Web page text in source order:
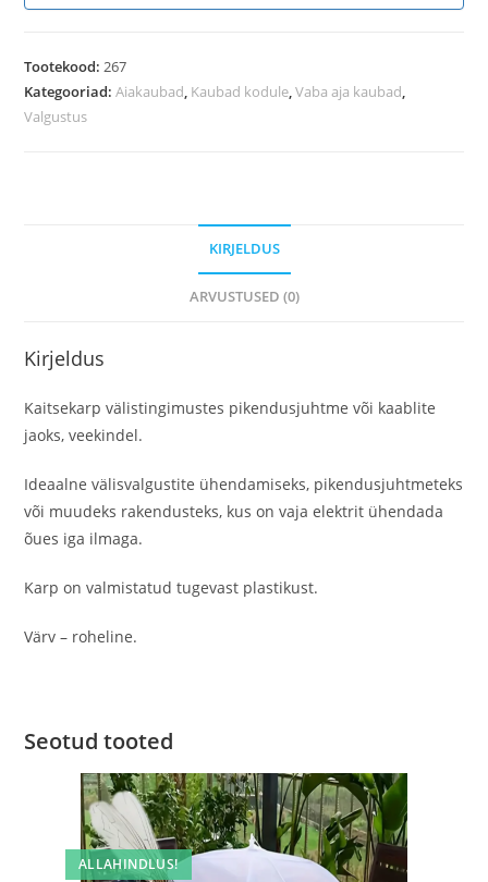
Tootekood:267
Kategooriad:Aiakaubad, Kaubad kodule,Vaba aja kaubad,
Valgustus
KIRJELDUS
ARVUSTUSED (0)
Kirjeldus
Kaitsekarp välistingimustes pikendusjuhtme või kaablite
jaoks, veekindel.
Ideaalne välisvalgustite ühendamiseks, pikendusjuhtmeteks
või muudeks rakendusteks, kus on vaja elektrit ühendada
õues iga ilmaga.
Karp on valmistatud tugevast plastikust.
Värv – roheline.
Seotud tooted
ALLAHINDLUS!